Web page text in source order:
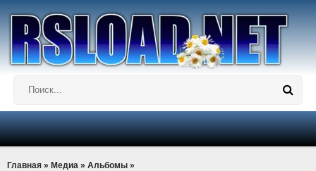
Главная » Медиа » Альбомы »